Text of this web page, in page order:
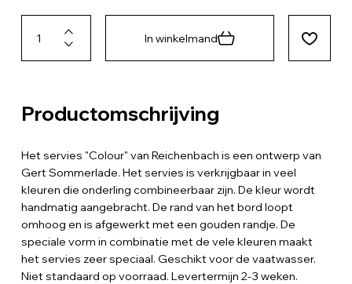
In winkelmand
Productomschrijving
Het servies "Colour" van Reichenbach is een ontwerp van
Gert Sommerlade. Het servies is verkrijgbaar in veel
kleuren die onderling combineerbaar zijn. De kleur wordt
handmatig aangebracht. De rand van het bord loopt
omhoog en is afgewerkt met een gouden randje. De
speciale vorm in combinatie met de vele kleuren maakt
het servies zeer speciaal. Geschikt voor de vaatwasser.
Niet standaard op voorraad. Levertermijn 2-3 weken.